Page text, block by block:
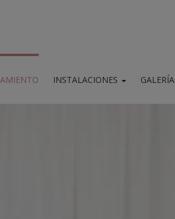
INSTALACIONES GALERÍA